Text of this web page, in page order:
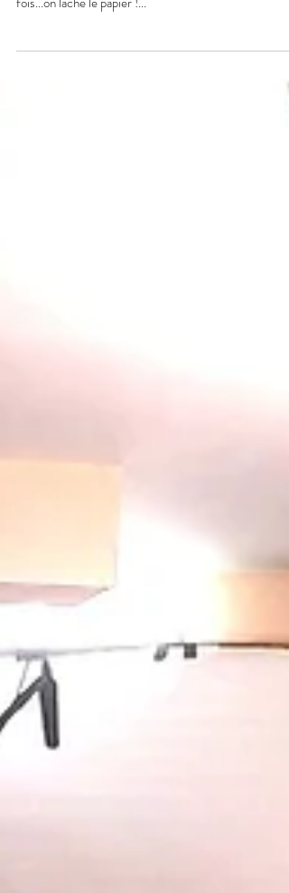
Durant cette semaine, les comédien(ne)s ont encore le
fois...on lâche le papier !...